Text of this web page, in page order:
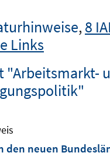
,8
Links
"Arbeitsmarkt-
den neuen